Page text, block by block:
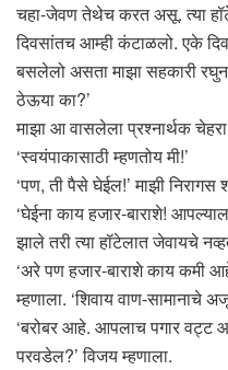
चहा-जेवण तेथेच करत असू. त्या
दिवसांतच आम्ही कंटाळलो. एके
बसलेलो असता माझा सहकारी
ठेऊया का?’
माझा आ वासलेला प्रश्नार्थक
‘स्वयंपाकासाठी म्हणतोय मी!’
‘पण, ती पैसे घेईल!’ माझी निरागस
‘घेईना काय हजार-बाराशे!
झाले तरी त्या हॉटेलात जेवायचे
‘अरे पण हजार-बाराशे काय कमी
म्हणाला. ‘शिवाय वाण-सामानाचे
‘बरोबर आहे. आपलाच पगार
परवडेल?’ विजय म्हणाला.